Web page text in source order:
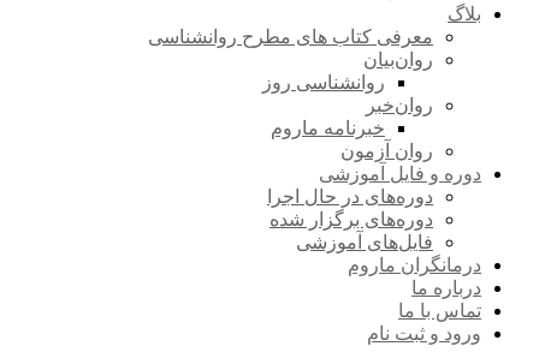
بلاگ
معرفی کتاب های مطرح روانشناسی
روان‌بیان
روانشناسی روز
روان‌خبر
خبرنامه ماروم
روان آزمون
دوره و فایل آموزشی
دوره‌های در حال اجرا
دوره‌های برگزار شده
فایل‌های آموزشی
درمانگران ماروم
درباره ما
تماس با ما
ورود و ثبت نام